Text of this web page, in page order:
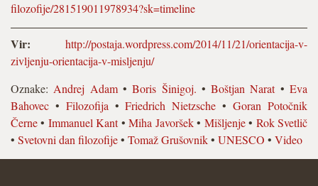
filozofije/281519011978934?sk=timeline
Vir:
http://postaja.wordpress.com/2014/11/21/orientacija-v-
zivljenju-orientacija-v-misljenju/
Oznake: Andrej Adam•Boris Šinigoj. •Boštjan Narat•Eva
Bahovec • Filozofija •Friedrich Nietzsche •Goran Potočnik
Černe• Immanuel Kant•Miha Javoršek• Mišljenje• Rok Svetlič
• Svetovni dan filozofije• Tomaž Grušovnik• UNESCO • Video